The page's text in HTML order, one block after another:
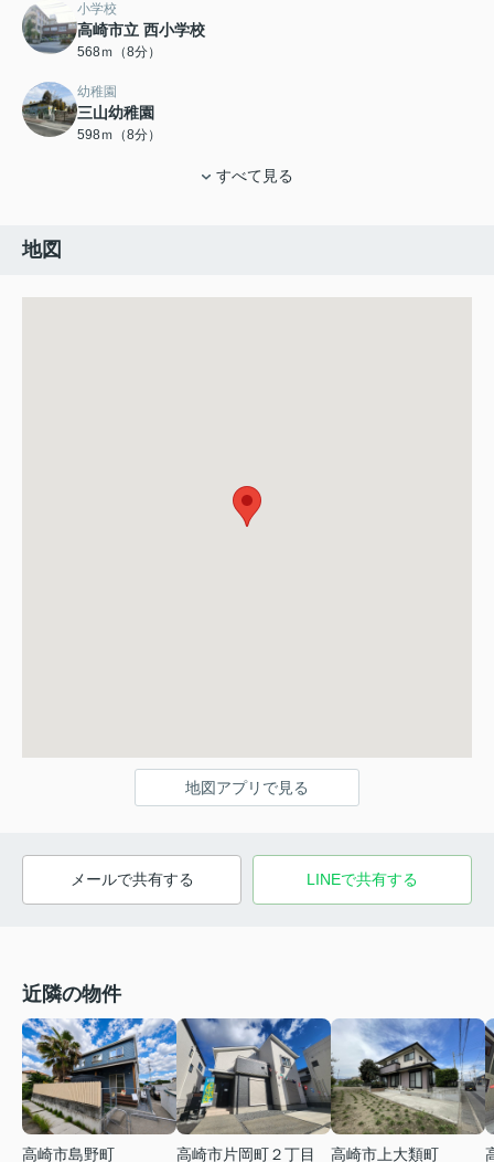
小学校
高崎市立 西小学校
568ｍ（8分）
幼稚園
三山幼稚園
598ｍ（8分）
すべて見る
地図
地図アプリで見る
メールで共有する LINEで共有する
近隣の物件
高崎市島野町
高崎市片岡町２丁目
高崎市上大類町